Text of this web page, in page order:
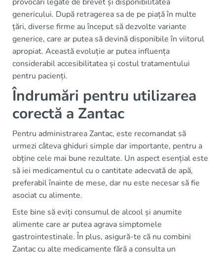
genericului. După retragerea sa de pe piață în multe
țări, diverse firme au început să dezvolte variante
generice, care ar putea să devină disponibile în viitorul
apropiat. Această evoluție ar putea influența
considerabil accesibilitatea și costul tratamentului
pentru pacienți.
Îndrumări pentru utilizarea
corectă a Zantac
Pentru administrarea Zantac, este recomandat să
urmezi câteva ghiduri simple dar importante, pentru a
obține cele mai bune rezultate. Un aspect esențial este
să iei medicamentul cu o cantitate adecvată de apă,
preferabil înainte de mese, dar nu este necesar să fie
asociat cu alimente.
Este bine să eviți consumul de alcool și anumite
alimente care ar putea agrava simptomele
gastrointestinale. În plus, asigură-te că nu combini
Zantac cu alte medicamente fără a consulta un